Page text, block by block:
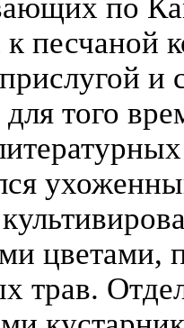
по
песчаной
и
того
цветами,
трав.